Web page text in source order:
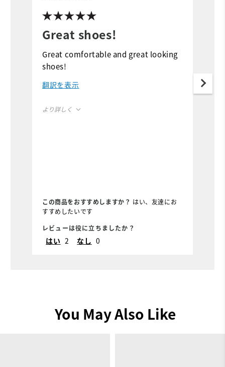
Great shoes!
Great comfortable and great looking
shoes!
翻訳を表示
より詳しく
Dry, Off course, On
course, Wet
Which width did you purchase?
この商品をおすすめしますか？ はい、友達にお
すすめしたいです
レビューは役に立ちましたか？
はい 2 なし 0
You May Also Like